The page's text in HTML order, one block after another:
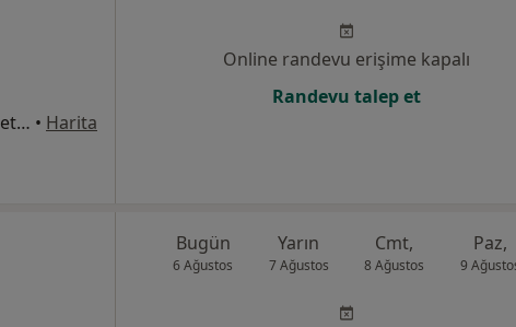
Fethiye Mahallesi, Fatih Sultan Mehmet Bulvarı No177, Bursa • Harita
Online randevu erişime kapalı
Randevu talep et
Bugün
6 Ağustos
Yarın
7 Ağustos
Cmt,
8 Ağustos
Paz,
9